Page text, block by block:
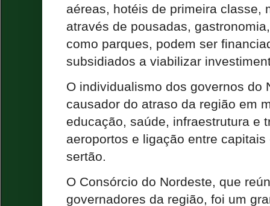
aéreas, hotéis de primeira classe,
através de pousadas,
como parques, podem ser
subsidiados a viabilizar
O individualismo dos governos do
causador do atraso da região em
educação, saúde, infraestrutura e
aeroportos e ligação entre
sertão.
O Consórcio do Nordeste, que
governadores da região, foi um